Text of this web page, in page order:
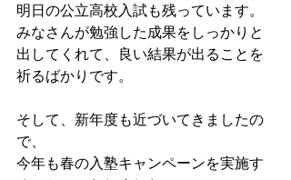
明日の公立高校入試も残っています。
みなさんが勉強した成果をしっかりと
出してくれて、良い結果が出ることを
祈るばかりです。
そして、新年度も近づいてきましたの
で、
今年も春の入塾キャンペーンを実施す